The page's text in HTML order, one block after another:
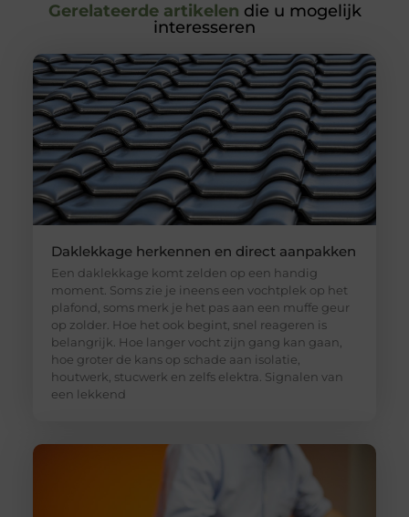
Gerelateerde artikelen die u mogelijk
interesseren
Daklekkage herkennen en direct aanpakken
Een daklekkage komt zelden op een handig
moment. Soms zie je ineens een vochtplek op het
plafond, soms merk je het pas aan een muffe geur
op zolder. Hoe het ook begint, snel reageren is
belangrijk. Hoe langer vocht zijn gang kan gaan,
hoe groter de kans op schade aan isolatie,
houtwerk, stucwerk en zelfs elektra. Signalen van
een lekkend